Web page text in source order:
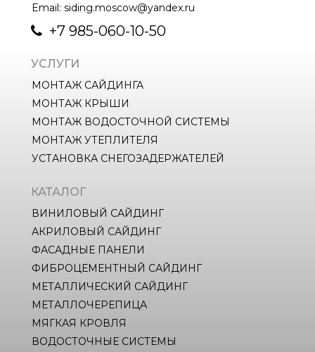
Email: siding.moscow@yandex.ru
+7 985-060-10-50
УСЛУГИ
МОНТАЖ САЙДИНГА
МОНТАЖ КРЫШИ
МОНТАЖ ВОДОСТОЧНОЙ СИСТЕМЫ
МОНТАЖ УТЕПЛИТЕЛЯ
УСТАНОВКА СНЕГОЗАДЕРЖАТЕЛЕЙ
КАТАЛОГ
ВИНИЛОВЫЙ САЙДИНГ
АКРИЛОВЫЙ САЙДИНГ
ФАСАДНЫЕ ПАНЕЛИ
ФИБРОЦЕМЕНТНЫЙ САЙДИНГ
МЕТАЛЛИЧЕСКИЙ САЙДИНГ
МЕТАЛЛОЧЕРЕПИЦА
МЯГКАЯ КРОВЛЯ
ВОДОСТОЧНЫЕ СИСТЕМЫ